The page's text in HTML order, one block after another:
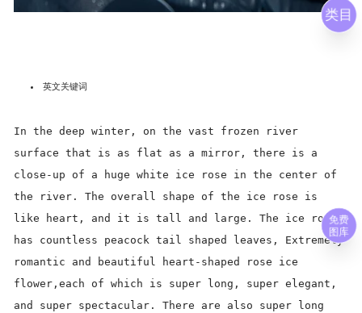
英文关键词
In the deep winter, on the vast frozen river
surface that is as flat as a mirror, there is a
close-up of a huge white ice rose in the center of
the river. The overall shape of the ice rose is
like heart, and it is tall and large. The ice rose
has countless peacock tail shaped leaves, Extremely
romantic and beautiful heart-shaped rose ice
flower,each of which is super long, super elegant,
and super spectacular. There are also super long
类目
免费
图库